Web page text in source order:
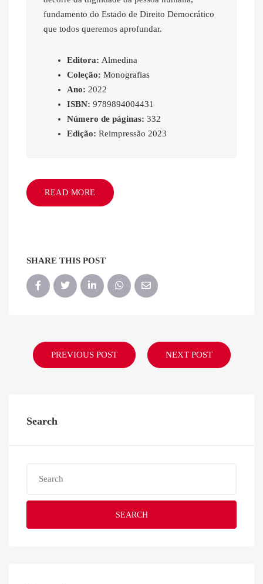
fundamento do Estado de Direito Democrático
que todos queremos aprofundar.
Editora: Almedina
Coleção: Monografias
Ano: 2022
ISBN: 9789894004431
Número de páginas: 332
Edição: Reimpressão 2023
READ MORE
SHARE THIS POST
PREVIOUS POST NEXT POST
Search
SEARCH